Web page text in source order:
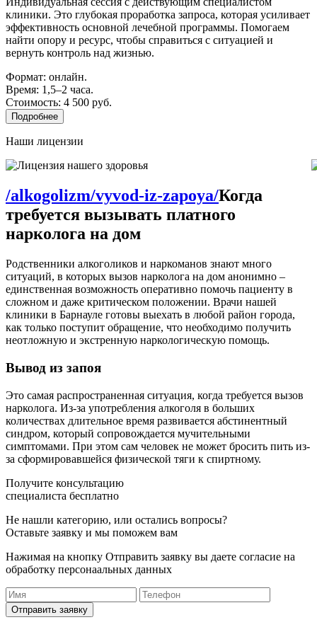
клиники. Это глубокая проработка запроса, которая усиливает
эффективность основной лечебной программы. Помогаем
найти опору и ресурс, чтобы справиться с ситуацией и
вернуть контроль над жизнью.
Формат: онлайн.
Время: 1,5–2 часа.
Стоимость: 4 500 руб.
Подробнее
Наши лицензии
/alkogolizm/vyvod-iz-zapoya/Когда
требуется вызывать платного
нарколога на дом
Родственники алкоголиков и наркоманов знают много
ситуаций, в которых вызов нарколога на дом анонимно –
единственная возможность оперативно помочь пациенту в
сложном и даже критическом положении. Врачи нашей
клиники в Барнауле готовы выехать в любой район города,
как только поступит обращение, что необходимо получить
неотложную и экстренную наркологическую помощь.
Вывод из запоя
Это самая распространенная ситуация, когда требуется вызов
нарколога. Из-за употребления алкоголя в больших
количествах длительное время развивается абстинентный
синдром, который сопровождается мучительными
симптомами. При этом сам человек не может бросить пить из-
за сформировавшейся физической тяги к спиртному.
Получите консультацию
специалиста бесплатно
Не нашли категорию, или остались вопросы?
Оставьте заявку и мы поможем вам
Нажимая на кнопку Отправить заявку вы даете согласие на
обработку персонаальных данных
Отправить заявку